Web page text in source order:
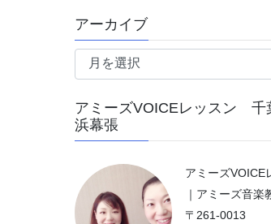
アーカイブ
ア
イ
ブ
アミーズVOICEレッスン 千
浜幕張
アミーズVOICE
｜アミーズ音楽
〒261-0013